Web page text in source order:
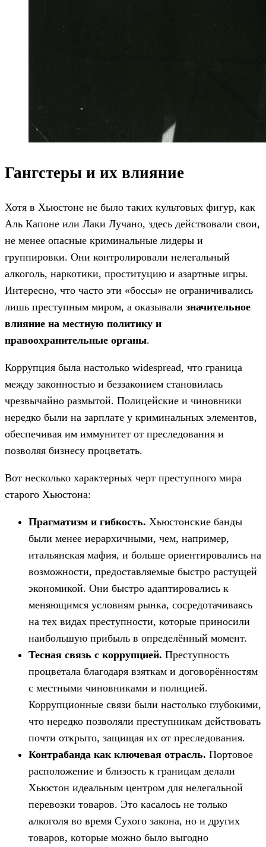
Гангстеры и их влияние
Хотя в Хьюстоне не было таких культовых фигур, как
Аль Капоне или Лаки Лучано, здесь действовали свои,
не менее опасные криминальные лидеры и
группировки. Они контролировали нелегальный
алкоголь, наркотики, проституцию и азартные игры.
Интересно, что часто эти «боссы» не ограничивались
лишь преступным миром, а оказывали значительное
влияние на местную политику и
правоохранительные органы.
Коррупция была настолько widespread, что граница
между законностью и беззаконием становилась
чрезвычайно размытой. Полицейские и чиновники
нередко были на зарплате у криминальных элементов,
обеспечивая им иммунитет от преследования и
позволяя бизнесу процветать.
Вот несколько характерных черт преступного мира
старого Хьюстона:
Прагматизм и гибкость. Хьюстонские банды
были менее иерархичными, чем, например,
итальянская мафия, и больше ориентировались на
возможности, предоставляемые быстро растущей
экономикой. Они быстро адаптировались к
меняющимся условиям рынка, сосредотачиваясь
на тех видах преступности, которые приносили
наибольшую прибыль в определённый момент.
Тесная связь с коррупцией. Преступность
процветала благодаря взяткам и договорённостям
с местными чиновниками и полицией.
Коррупционные связи были настолько глубокими,
что нередко позволяли преступникам действовать
почти открыто, защищая их от преследования.
Контрабанда как ключевая отрасль. Портовое
расположение и близость к границам делали
Хьюстон идеальным центром для нелегальной
перевозки товаров. Это касалось не только
алкоголя во время Сухого закона, но и других
товаров, которые можно было выгодно